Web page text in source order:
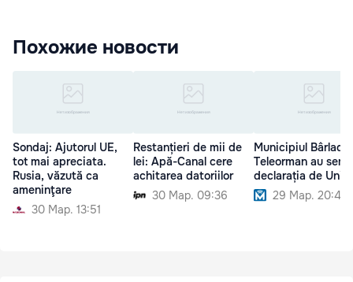
Похожие новости
Sondaj: Ajutorul UE,
tot mai apreciata.
Rusia, văzută ca
ameninţare
30 Мар. 13:51
Restanțieri de mii de
lei: Apă-Canal cere
achitarea datoriilor
30 Мар. 09:36
Municipiul Bârlad
Teleorman au
declarația de Unire
29 Мар. 20:40